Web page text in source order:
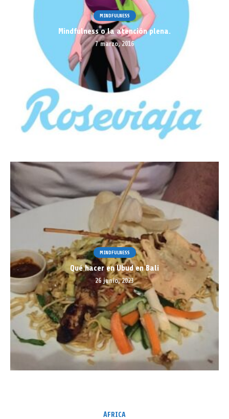
MINDFULNESS
Mindfulness o la atención plena.
7 marzo, 2016
MINDFULNESS
Qué hacer en Ubud en Bali
26 junio, 2023
ÁFRICA